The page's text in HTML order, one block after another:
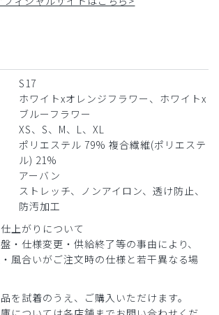
S17
ホワイトxオレンジフラワー、ホワイトx
ブルーフラワー
XS、S、M、L、XL
ポリエステル 79% 複合繊維(ポリエステ
ル) 21%
アーバン
ストレッチ、ノンアイロン、透け防止、
防汚加工
上がりについて
・仕様変更・供給終了等の事由により、
風合いがご注文時の仕様と若干異なる場
を試着のうえ、ご購入いただけます。